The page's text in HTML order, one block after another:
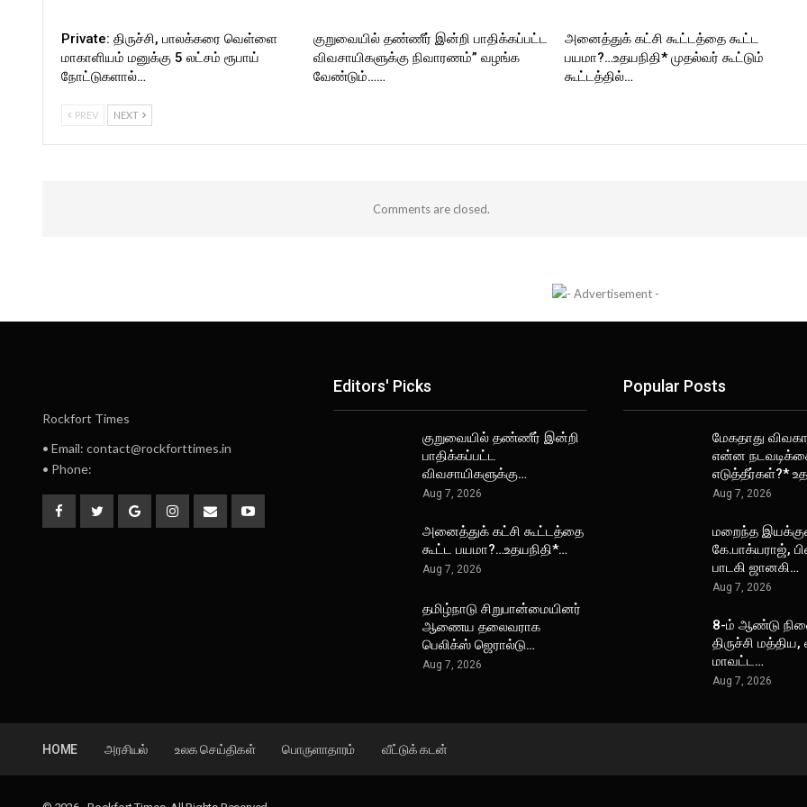
Private: திருச்சி, பாலக்கரை வெள்ளை
மாகாளியம் மனுக்கு 5 லட்சம் ரூபாய்
நோட்டுகளால்…
குறுவையில் தண்ணீர் இன்றி பாதிக்கப்பட்ட
விவசாயிகளுக்கு நிவாரணம்” வழங்க
வேண்டும்……
அனைத்துக் கட்சி கூட்டத்தை கூட்ட
பயமா?…உதயநிதி* முதல்வர் கூட்டும்
கூட்டத்தில்…
PREV NEXT
Comments are closed.
Rockfort Times
• Email: contact@rockforttimes.in
• Phone:
Editors' Picks
குறுவையில் தண்ணீர் இன்றி
பாதிக்கப்பட்ட
விவசாயிகளுக்கு…
Aug 7, 2026
அனைத்துக் கட்சி கூட்டத்தை
கூட்ட பயமா?…உதயநிதி*…
Aug 7, 2026
தமிழ்நாடு சிறுபான்மையினர்
ஆணைய தலைவராக
பெலிக்ஸ் ஜெரால்டு…
Aug 7, 2026
Popular Posts
மேகதாது
என்ன
எடுத்தீர்கள்?*
Aug 7, 2026
மறைந்த
கே.பாக்யராஜ்,
பாடகி ஜானகி…
Aug 7, 2026
8-ம் ஆண்டு
திருச்சி
மாவட்ட…
Aug 7, 2026
HOME அரசியல் உலக செய்திகள் பொருளாதாரம் வீட்டுக் கடன்